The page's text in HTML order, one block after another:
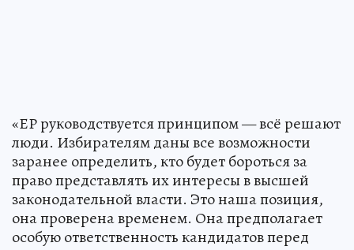
«ЕР руководствуется принципом — всё решают
люди. Избирателям даны все возможности
заранее определить, кто будет бороться за
право представлять их интересы в высшей
законодательной власти. Это наша позиция,
она проверена временем. Она предполагает
особую ответственность кандидатов перед